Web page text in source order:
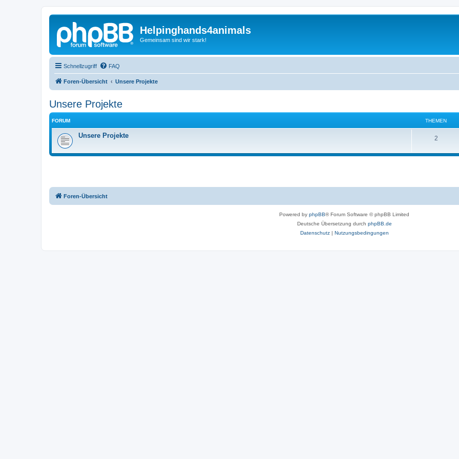
Helpinghands4animals
Gemeinsam sind wir stark!
Schnellzugriff FAQ
Foren-Übersicht Unsere Projekte
Unsere Projekte
FORUM THEMEN
Unsere Projekte 2T
n
Foren-Übersicht
Powered by phpBB® Forum Software © phpBB Limited
Deutsche Übersetzung durch phpBB.de
Datenschutz| Nutzungsbedingungen